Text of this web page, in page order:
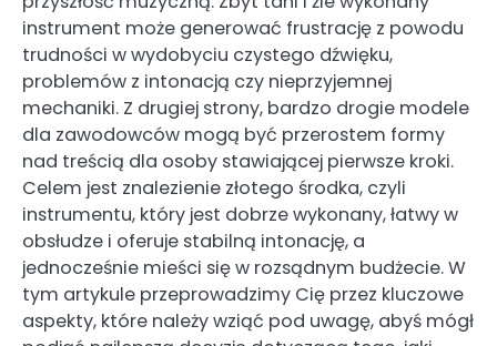
instrument może generować frustrację z powodu
trudności w wydobyciu czystego dźwięku,
problemów z intonacją czy nieprzyjemnej
mechaniki. Z drugiej strony, bardzo drogie modele
dla zawodowców mogą być przerostem formy
nad treścią dla osoby stawiającej pierwsze kroki.
Celem jest znalezienie złotego środka, czyli
instrumentu, który jest dobrze wykonany, łatwy w
obsłudze i oferuje stabilną intonację, a
jednocześnie mieści się w rozsądnym budżecie. W
tym artykule przeprowadzimy Cię przez kluczowe
aspekty, które należy wziąć pod uwagę, abyś mógł